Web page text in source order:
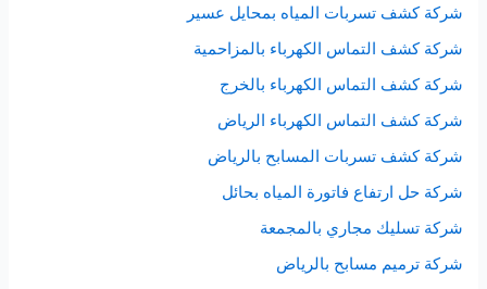
شركة كشف تسربات المياه بمحايل عسير
شركة كشف التماس الكهرباء بالمزاحمية
شركة كشف التماس الكهرباء بالخرج
شركة كشف التماس الكهرباء الرياض
شركة كشف تسربات المسابح بالرياض
شركة حل ارتفاع فاتورة المياه بحائل
شركة تسليك مجاري بالمجمعة
شركة ترميم مسابح بالرياض